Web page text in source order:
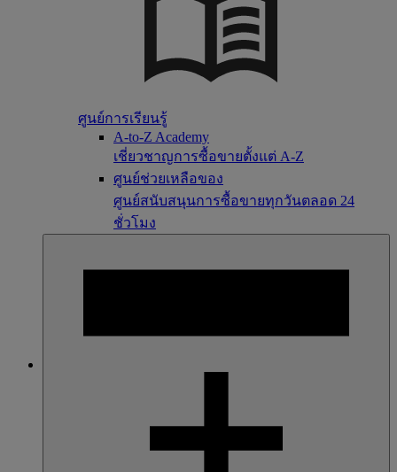
ศูนย์การเรียนรู้
A-to-Z Academy
เชี่ยวชาญการซื้อขายตั้งแต่ A-Z
ศูนย์ช่วยเหลือของ
ศูนย์สนับสนุนการซื้อขายทุกวันตลอด 24
ชั่วโมง